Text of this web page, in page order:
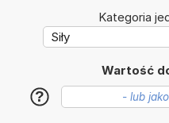
Kategoria
Wartość
?